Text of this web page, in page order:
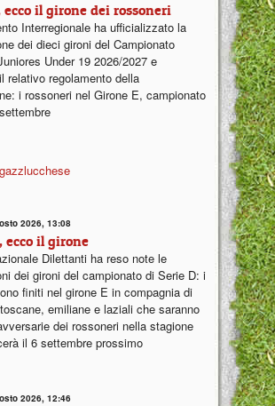
ecco il girone dei rossoneri
Interregionale ha ufficializzato la
dei dieci gironi del Campionato
Under 19 2026/2027 e
relativo regolamento della
i rossoneri nel Girone E, campionato
2026, 13:08
ecco il girone
Dilettanti ha reso note le
dei gironi del campionato di Serie D: i
finiti nel girone E in compagnia di
emiliane e laziali che saranno
dei rossoneri nella stagione
il 6 settembre prossimo
2026, 12:46